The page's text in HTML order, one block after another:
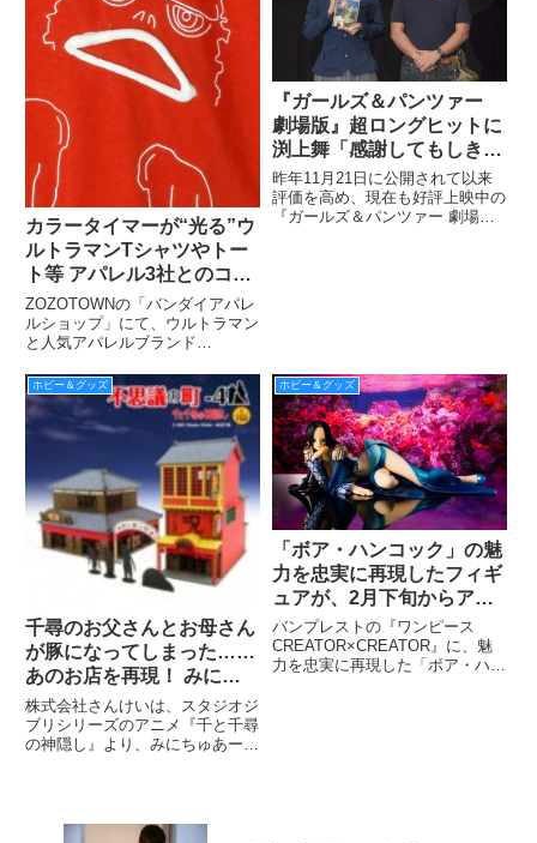
カラータイマーが“光る”ウ
ルトラマンTシャツやトー
ト等 アパレル3社とのコラ
ボ商品全17種が
ZOZOTOWNに登場
ZOZOTOWNの「バンダイアパレ
ルショップ」にて、ウルトラマン
と人気アパレルブランド
ックティピー)」、「inink(インイ
ンク)」、「ROOTOTE(ルートー
ト)」が、それぞれコラボレーシ
ョンした
『ガールズ＆パンツァー
劇場版』超ロングヒットに
渕上舞「感謝してもしきれ
ません！」と大感激!!
昨年11月21日に公開されて以来
評価を高め、現在も好評上映中の
『ガールズ＆パンツァー 劇場
ホビー＆グッズ
千尋のお父さんとお母さん
が豚になってしまった……
あのお店を再現！ みにち
ゅあーとキット『不思議の
町-4』5月発売
株式会社さんけいは、スタジオジ
ブリシリーズのアニメ『千と千尋
の神隠し』より、みにちゅあーと
ホビー＆グッズ
「ボア・ハンコック」の魅
力を忠実に再現したフィギ
ュアが、2月下旬からアミ
ューズメント施設に登場す
る。
バンプレストの『ワンピース
CREATOR×CREATOR』に、魅
力を忠実に再現した「ボア・ハン